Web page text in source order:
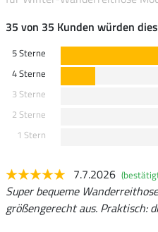
35 von 35 Kunden würden
5 Sterne
4 Sterne
3 Sterne
2 Sterne
1 Stern
7.7.2026
Super bequeme
größengerecht aus. Praktisch: